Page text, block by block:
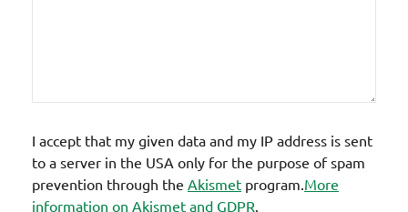
I accept that my given data and my IP address is sent
to a server in the USA only for the purpose of spam
prevention through the Akismet program. More
information on Akismet and GDPR